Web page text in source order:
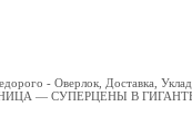
- Оверлок, Доставка,
— СУПЕРЦЕНЫ В ГИГАНТЕ